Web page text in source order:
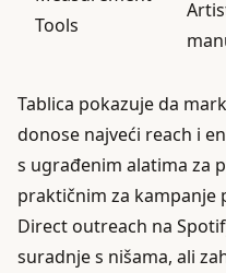
Tools
Tablica pokazuje da
donose najveći reach i
s ugrađenim alatima za
praktičnim za kampanje
Direct outreach na
suradnje s nišama, ali